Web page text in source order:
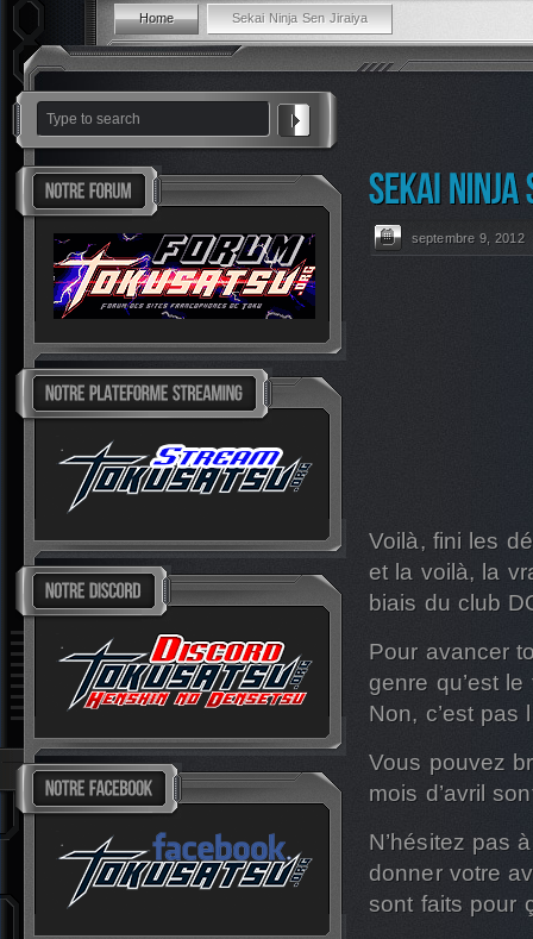
Home Sekai Ninja Sen Jiraiya
septembre 9, 2012
Voilà, fini les
et la voilà, la
biais du club
Pour avancer
genre qu’est
Non, c’est pas
Vous pouvez
mois d’avril
N’hésitez pas
donner votre
sont faits pour